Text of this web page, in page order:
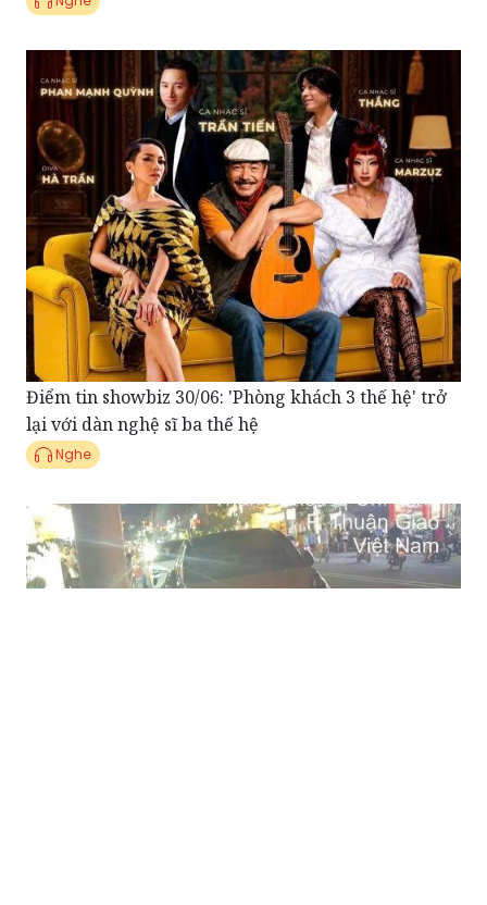
Điểm tin showbiz 30/06: 'Phòng khách 3 thế hệ' trở
lại với dàn nghệ sĩ ba thế hệ
Nghe